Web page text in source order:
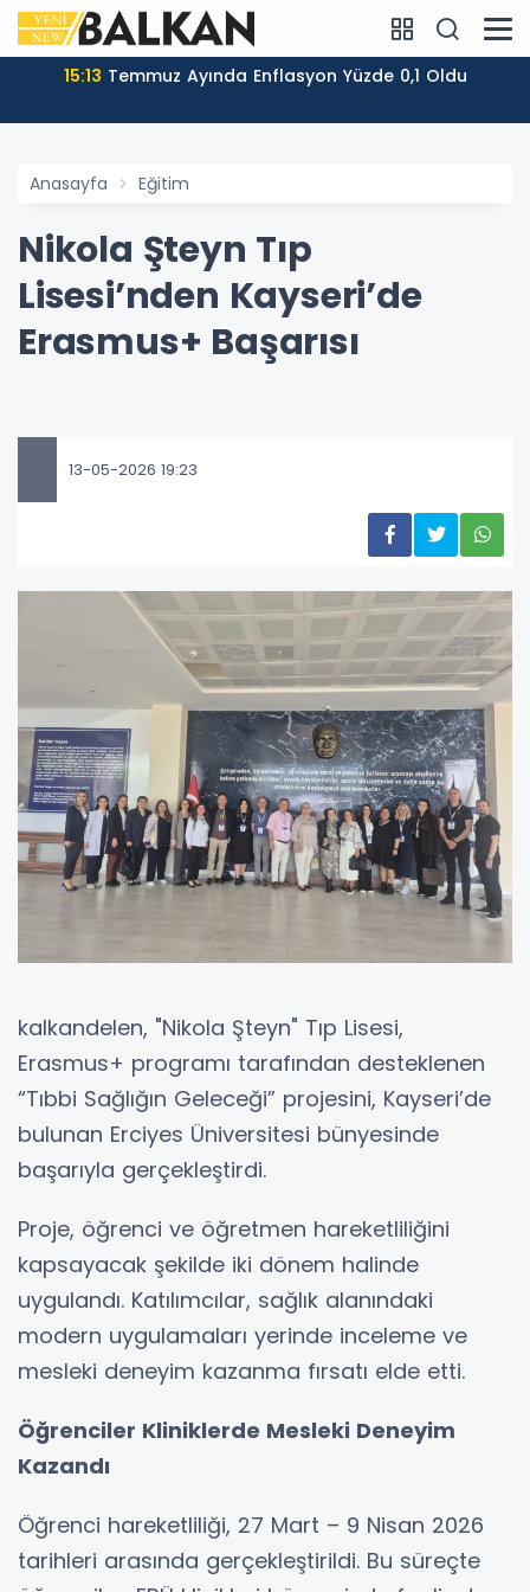
15:13 Temmuz Ayında Enflasyon Yüzde 0,1 Oldu
Anasayfa Eğitim
Nikola Şteyn Tıp
Lisesi’nden Kayseri’de
Erasmus+ Başarısı
13-05-2026 19:23
kalkandelen, "Nikola Şteyn" Tıp Lisesi,
Erasmus+ programı tarafından desteklenen
“Tıbbi Sağlığın Geleceği” projesini, Kayseri’de
bulunan Erciyes Üniversitesi bünyesinde
başarıyla gerçekleştirdi.
Proje, öğrenci ve öğretmen hareketliliğini
kapsayacak şekilde iki dönem halinde
uygulandı. Katılımcılar, sağlık alanındaki
modern uygulamaları yerinde inceleme ve
mesleki deneyim kazanma fırsatı elde etti.
Öğrenciler Kliniklerde Mesleki Deneyim
Kazandı
Öğrenci hareketliliği, 27 Mart – 9 Nisan 2026
tarihleri arasında gerçekleştirildi. Bu süreçte